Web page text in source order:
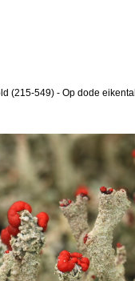
(215-549) - Op dode